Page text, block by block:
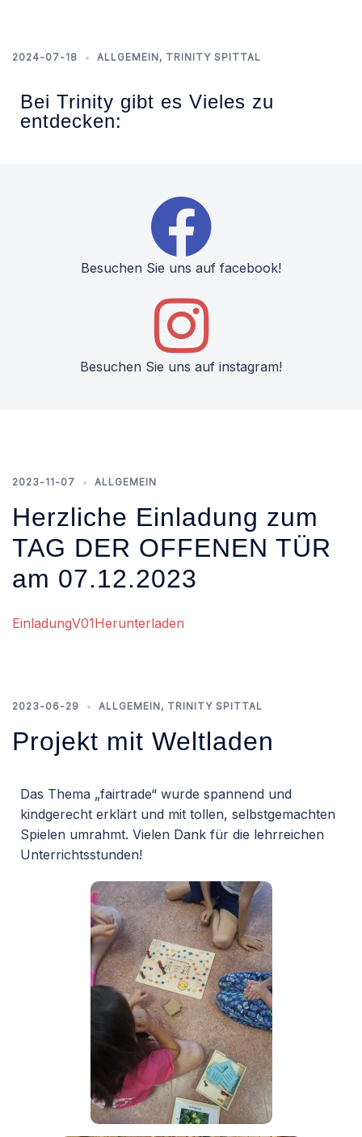
2024-07-18 ALLGEMEIN, TRINITY SPITTAL
Bei Trinity gibt es Vieles zu
entdecken:
Besuchen Sie uns auf facebook!
Besuchen Sie uns auf instagram!
2023-11-07 ALLGEMEIN
Herzliche Einladung zum
TAG DER OFFENEN TÜR
am 07.12.2023
EinladungV01Herunterladen
2023-06-29 ALLGEMEIN, TRINITY SPITTAL
Projekt mit Weltladen
Das Thema „fairtrade“ wurde spannend und
kindgerecht erklärt und mit tollen, selbstgemachten
Spielen umrahmt. Vielen Dank für die lehrreichen
Unterrichtsstunden!